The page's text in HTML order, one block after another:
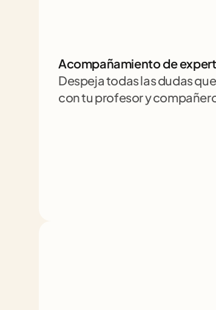
Acompañamiento de
Despeja todas las dudas
con tu profesor y